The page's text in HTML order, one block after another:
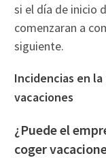
si el día de inicio
comenzaran a
siguiente.
Incidencias en
vacaciones
¿Puede el
coger